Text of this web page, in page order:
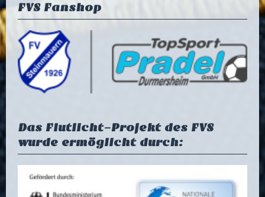
FVS Fanshop
Das Flutlicht-Projekt des FVS
wurde ermöglicht durch: